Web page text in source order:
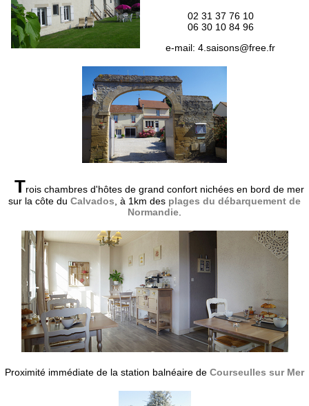
02 31 37 76 10
06 30 10 84 96
e-mail: 4.saisons@free.fr
Trois chambres d'hôtes de grand confort nichées en bord de mer
sur la côte du Calvados , à 1km des plages du débarquement de
Normandie
Proximité immédiate de la station balnéaire de Courseulles sur Mer